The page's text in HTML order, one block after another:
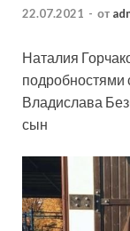
22.07.2021 - от
Наталия
подробностями
Владислава
сын